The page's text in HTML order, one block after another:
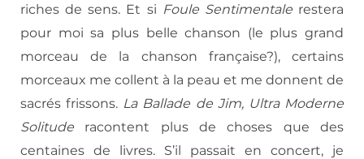
riches de sens. Et si Foule Sentimentalerestera
pour moi sa plus belle chanson (le plus grand
morceau de la chanson française?), certains
morceaux me collent à la peau et me donnent de
sacrés frissons. La Ballade de Jim, Ultra Moderne
Solitude racontent plus de choses que des
centaines de livres. S’il passait en concert, je